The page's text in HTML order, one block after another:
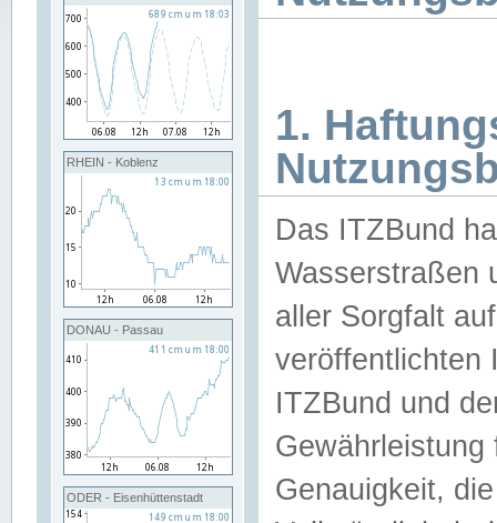
RHEIN - Koblenz
DONAU - Passau
ODER - Eisenhüttenstadt
1.
Das ITZBund
Wasserstraßen
aller Sorgfalt
veröffentlichten
ITZBund und
Genauigkeit,